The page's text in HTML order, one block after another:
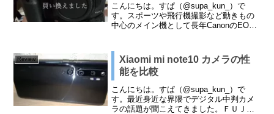
こんにちは。すぱ（@supa_kun_）で
す。スポーツや飛行機撮影など動きもの
中心のメイン機として長年CanonのEOS
ました。特に不満はなかったのですが息
子...
Review
Xiaomi mi note10 カメラの性
能を比較
こんにちは。すぱ（@supa_kun_）で
す。最近身近な界隈でデジタル中判カメ
ラの話題が聞こえてきました。ＦＵＪＩ